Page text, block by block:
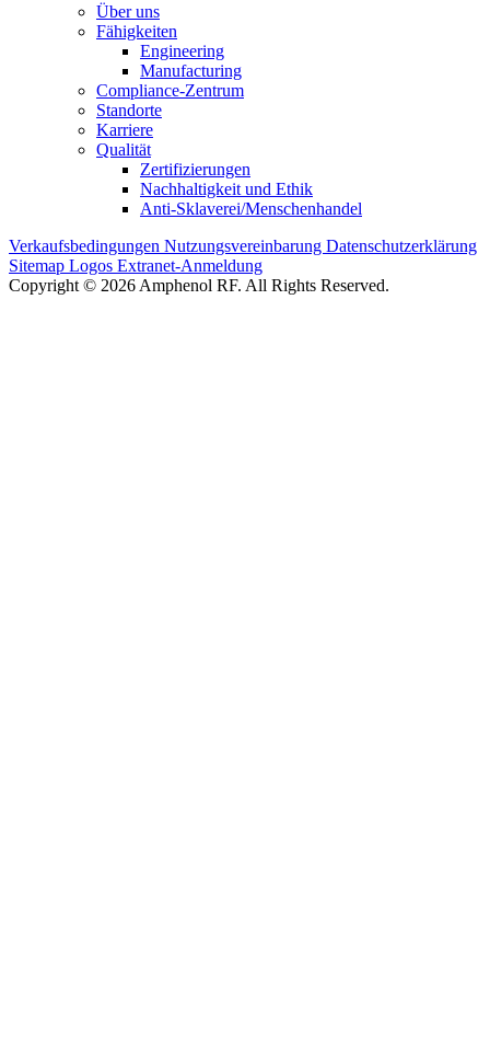
Über uns
Fähigkeiten
Engineering
Manufacturing
Compliance-Zentrum
Standorte
Karriere
Qualität
Zertifizierungen
Nachhaltigkeit und Ethik
Anti-Sklaverei/Menschenhandel
Verkaufsbedingungen Nutzungsvereinbarung Datenschutzerklärung
Sitemap Logos Extranet-Anmeldung
Copyright © 2026 Amphenol RF. All Rights Reserved.